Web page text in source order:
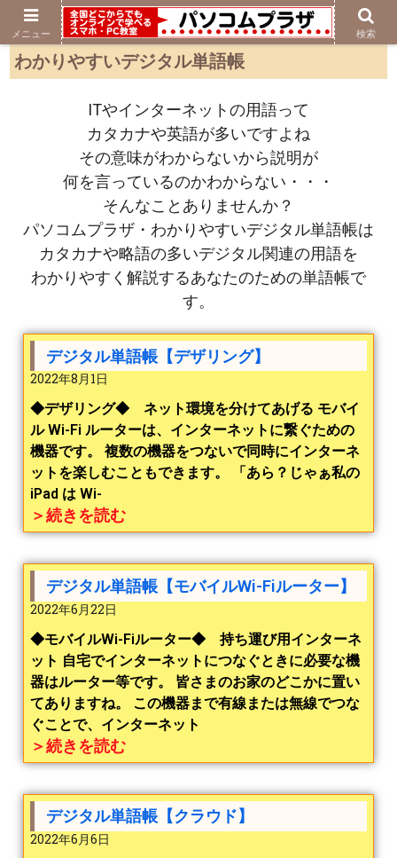
わかりやすいデジタル単語帳
ITやインターネットの用語って
カタカナや英語が多いですよね
その意味がわからないから説明が
何を言っているのかわからない・・・
そんなことありませんか？
パソコムプラザ・わかりやすいデジタル単語帳は
カタカナや略語の多いデジタル関連の用語を
わかりやすく解説するあなたのための単語帳で
す。
デジタル単語帳【デザリング】
2022年8月1日
◆デザリング◆ ネット環境を分けてあげる モバイ
ル Wi-Fi ルーターは、インターネットに繋ぐための
機器です。 複数の機器をつないで同時にインターネ
ットを楽しむこともできます。 「あら？じゃぁ私の
iPad は Wi-
＞続きを読む
デジタル単語帳【モバイルWi-Fiルーター】
2022年6月22日
◆モバイルWi-Fiルーター◆ 持ち運び用インターネ
ット 自宅でインターネットにつなぐときに必要な機
器はルーター等です。 皆さまのお家のどこかに置い
てありますね。 この機器まで有線または無線でつな
ぐことで、インターネット
＞続きを読む
デジタル単語帳【クラウド】
2022年6月6日
メニュー 検索